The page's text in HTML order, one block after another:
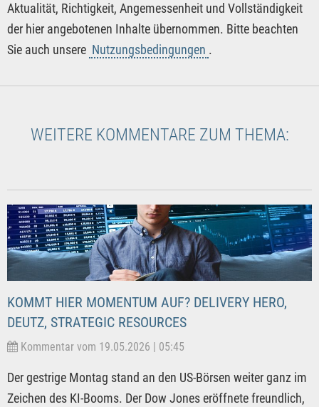
Aktualität, Richtigkeit, Angemessenheit und Vollständigkeit
der hier angebotenen Inhalte übernommen. Bitte beachten
Sie auch unsere Nutzungsbedingungen .
WEITERE KOMMENTARE ZUM THEMA:
KOMMT HIER MOMENTUM AUF? DELIVERY HERO,
DEUTZ, STRATEGIC RESOURCES
Kommentar vom 19.05.2026 | 05:45
Der gestrige Montag stand an den US-Börsen weiter ganz im
Zeichen des KI-Booms. Der Dow Jones eröffnete freundlich,